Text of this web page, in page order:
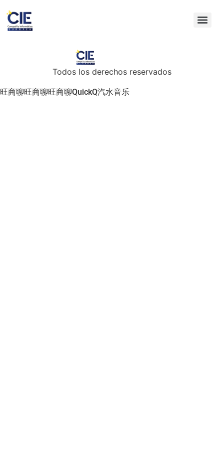
Todos los derechos reservados
旺商聊旺商聊旺商聊QuickQ汽水音乐